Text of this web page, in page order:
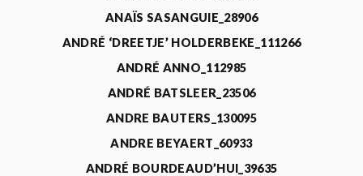
ANAÏS SASANGUIE_28906
ANDRÉ ‘DREETJE’ HOLDERBEKE_111266
ANDRÉ ANNO_112985
ANDRÉ BATSLEER_23506
ANDRE BAUTERS_130095
ANDRE BEYAERT_60933
ANDRÉ BOURDEAUD’HUI_39635